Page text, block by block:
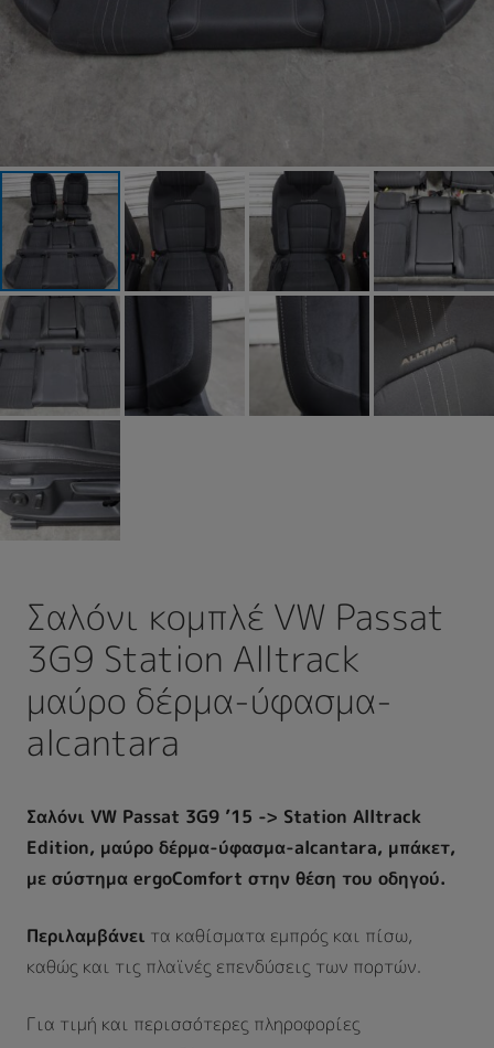
Σαλόνι κομπλέ VW Passat
3G9 Station Alltrack
μαύρο δέρμα-ύφασμα-
alcantara
Σαλόνι VW Passat 3G9 ’15 -> Station Alltrack
Edition, μαύρο δέρμα-ύφασμα-alcantara, μπάκετ,
με σύστημα ergoComfort στην θέση του οδηγού.
Περιλαμβάνει τα καθίσματα εμπρός και πίσω,
καθώς και τις πλαϊνές επενδύσεις των πορτών.
Για τιμή και περισσότερες πληροφορίες